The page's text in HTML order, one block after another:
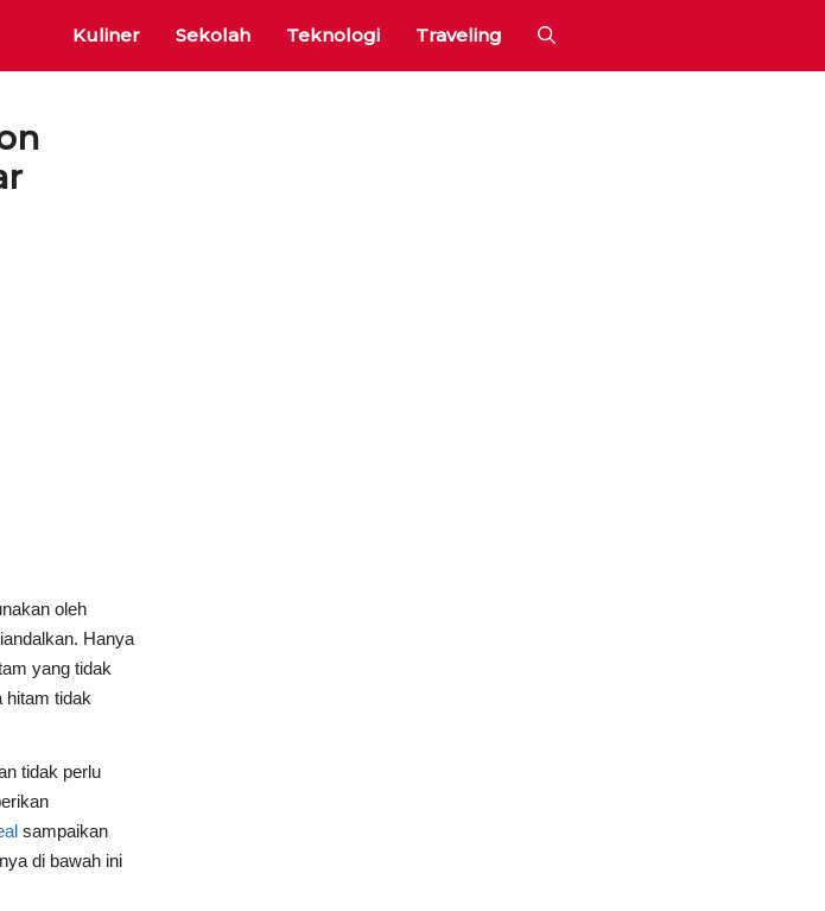
Kuliner Sekolah Teknologi Traveling
oleh
Hanya
yang tidak
hitam tidak
tidak perlu
sampaikan
di bawah ini